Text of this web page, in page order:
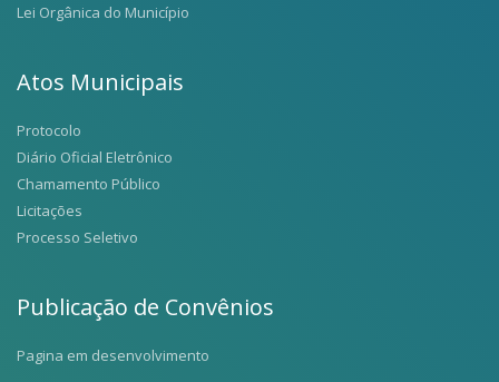
Lei Orgânica do Município
Atos Municipais
Protocolo
Diário Oficial Eletrônico
Chamamento Público
Licitações
Processo Seletivo
Publicação de Convênios
Pagina em desenvolvimento